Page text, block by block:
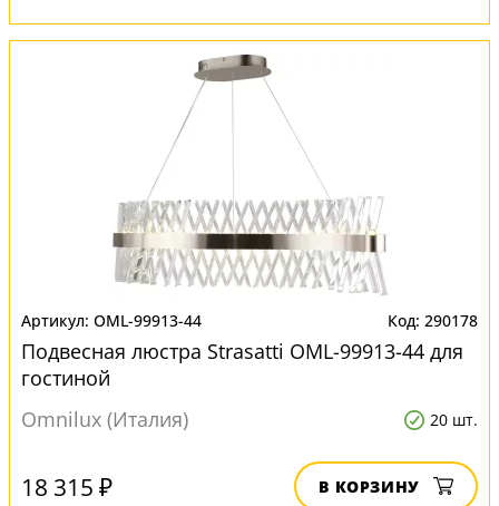
OML-99913-44 290178
Подвесная люстра Strasatti OML-99913-44 для
гостиной
Omnilux (Италия)
20 шт.
18 315 ₽ В КОРЗИНУ